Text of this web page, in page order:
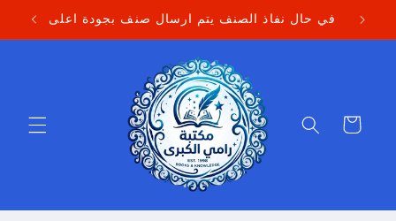
Skip to
content
في حال نفاذ الصنف يتم ارسال صنف بجودة اعلى
Cart